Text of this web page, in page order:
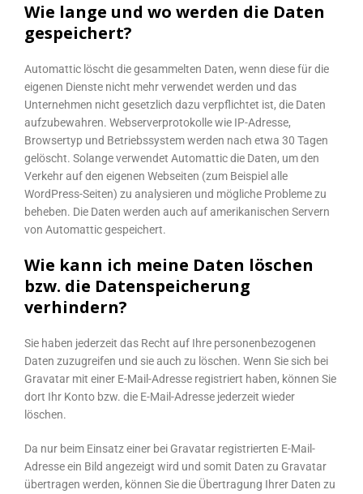
Wie lange und wo werden die Daten
gespeichert?
Automattic löscht die gesammelten Daten, wenn diese für die
eigenen Dienste nicht mehr verwendet werden und das
Unternehmen nicht gesetzlich dazu verpflichtet ist, die Daten
aufzubewahren. Webserverprotokolle wie IP-Adresse,
Browsertyp und Betriebssystem werden nach etwa 30 Tagen
gelöscht. Solange verwendet Automattic die Daten, um den
Verkehr auf den eigenen Webseiten (zum Beispiel alle
WordPress-Seiten) zu analysieren und mögliche Probleme zu
beheben. Die Daten werden auch auf amerikanischen Servern
von Automattic gespeichert.
Wie kann ich meine Daten löschen
bzw. die Datenspeicherung
verhindern?
Sie haben jederzeit das Recht auf Ihre personenbezogenen
Daten zuzugreifen und sie auch zu löschen. Wenn Sie sich bei
Gravatar mit einer E-Mail-Adresse registriert haben, können Sie
dort Ihr Konto bzw. die E-Mail-Adresse jederzeit wieder
löschen.
Da nur beim Einsatz einer bei Gravatar registrierten E-Mail-
Adresse ein Bild angezeigt wird und somit Daten zu Gravatar
übertragen werden, können Sie die Übertragung Ihrer Daten zu